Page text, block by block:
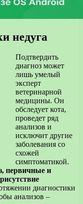
недуга
Подтвердить
диагноз может
лишь умелый
эксперт
ветеринарной
медицины. Он
обследует кота,
проведет ряд
анализов и
исключит другие
заболевания со
схожей
симптоматикой.
первичные и
диагностики
анализов –